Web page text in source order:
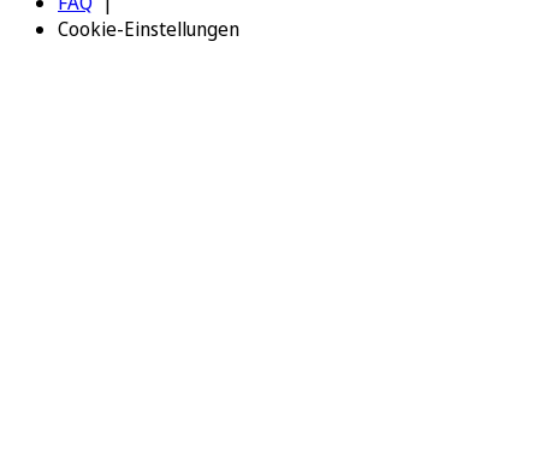
Cookie-Einstellungen